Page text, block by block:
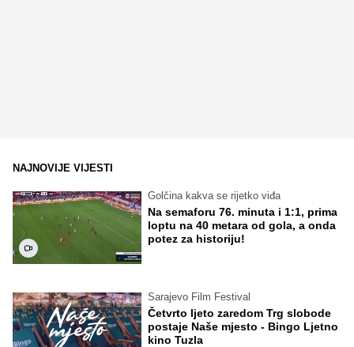
NAJNOVIJE VIJESTI
Golčina kakva se rijetko viđa
Na semaforu 76. minuta i 1:1, prima
loptu na 40 metara od gola, a onda
potez za historiju!
Sarajevo Film Festival
Četvrto ljeto zaredom Trg slobode
postaje Naše mjesto - Bingo Ljetno
kino Tuzla